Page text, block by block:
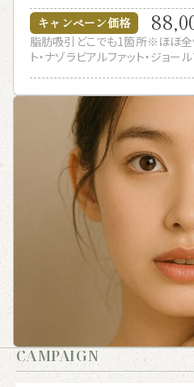
キャンペーン価格
脂肪吸引どこでも1箇所※ほほ全
ト・ナゾラビアルファット・ジョー
CAMPAIGN